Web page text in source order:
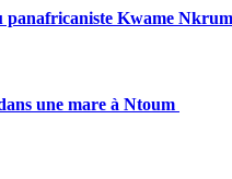
Kwame
une mare à Ntoum